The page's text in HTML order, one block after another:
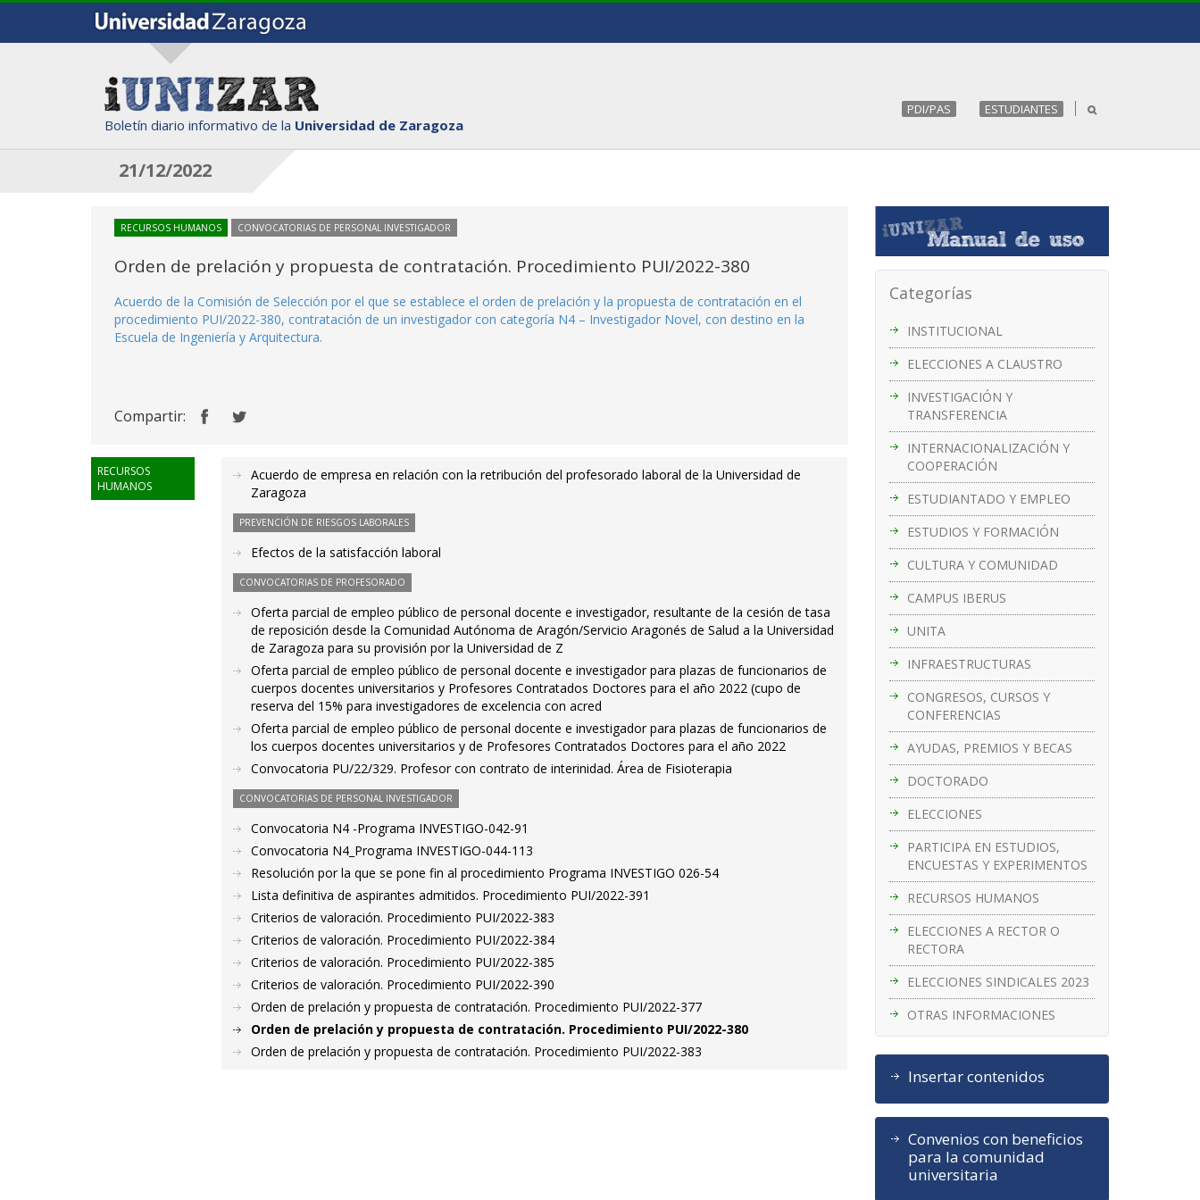
Boletín diario informativo de la Universidad de Zaragoza
PDI/PAS ESTUDIANTES
21/12/2022
Categorías
INSTITUCIONAL
ELECCIONES A CLAUSTRO
INVESTIGACIÓN Y
TRANSFERENCIA
INTERNACIONALIZACIÓN Y
COOPERACIÓN
ESTUDIANTADO Y EMPLEO
ESTUDIOS Y FORMACIÓN
CULTURA Y COMUNIDAD
CAMPUS IBERUS
UNITA
INFRAESTRUCTURAS
CONGRESOS, CURSOS Y
CONFERENCIAS
AYUDAS, PREMIOS Y BECAS
DOCTORADO
ELECCIONES
PARTICIPA EN ESTUDIOS,
ENCUESTAS Y EXPERIMENTOS
RECURSOS HUMANOS
ELECCIONES A RECTOR O
RECTORA
ELECCIONES SINDICALES 2023
OTRAS INFORMACIONES
Insertar contenidos
Convenios con beneficios
para la comunidad
universitaria
RECURSOS HUMANOS CONVOCATORIAS DE PERSONAL INVESTIGADOR
Orden de prelación y propuesta de contratación. Procedimiento PUI/2022-380
Acuerdo de la Comisión de Selección por el que se establece el orden de prelación y la propuesta de contratación en el
procedimiento PUI/2022-380, contratación de un investigador con categoría N4 – Investigador Novel, con destino en la
Escuela de Ingeniería y Arquitectura.
Compartir:
RECURSOS
HUMANOS
Acuerdo de empresa en relación con la retribución del profesorado laboral de la Universidad de
Zaragoza
PREVENCIÓN DE RIESGOS LABORALES
Efectos de la satisfacción laboral
CONVOCATORIAS DE PROFESORADO
Oferta parcial de empleo público de personal docente e investigador, resultante de la cesión de tasa
de reposición desde la Comunidad Autónoma de Aragón/Servicio Aragonés de Salud a la Universidad
de Zaragoza para su provisión por la Universidad de Z
Oferta parcial de empleo público de personal docente e investigador para plazas de funcionarios de
cuerpos docentes universitarios y Profesores Contratados Doctores para el año 2022 (cupo de
reserva del 15% para investigadores de excelencia con acred
Oferta parcial de empleo público de personal docente e investigador para plazas de funcionarios de
los cuerpos docentes universitarios y de Profesores Contratados Doctores para el año 2022
Convocatoria PU/22/329. Profesor con contrato de interinidad. Área de Fisioterapia
CONVOCATORIAS DE PERSONAL INVESTIGADOR
Convocatoria N4 -Programa INVESTIGO-042-91
Convocatoria N4_Programa INVESTIGO-044-113
Resolución por la que se pone fin al procedimiento Programa INVESTIGO 026-54
Lista definitiva de aspirantes admitidos. Procedimiento PUI/2022-391
Criterios de valoración. Procedimiento PUI/2022-383
Criterios de valoración. Procedimiento PUI/2022-384
Criterios de valoración. Procedimiento PUI/2022-385
Criterios de valoración. Procedimiento PUI/2022-390
Orden de prelación y propuesta de contratación. Procedimiento PUI/2022-377
Orden de prelación y propuesta de contratación. Procedimiento PUI/2022-380
Orden de prelación y propuesta de contratación. Procedimiento PUI/2022-383